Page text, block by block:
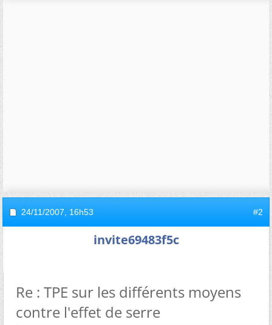
24/11/2007, 16h53 #2
invite69483f5c
Re : TPE sur les différents moyens
contre l'effet de serre